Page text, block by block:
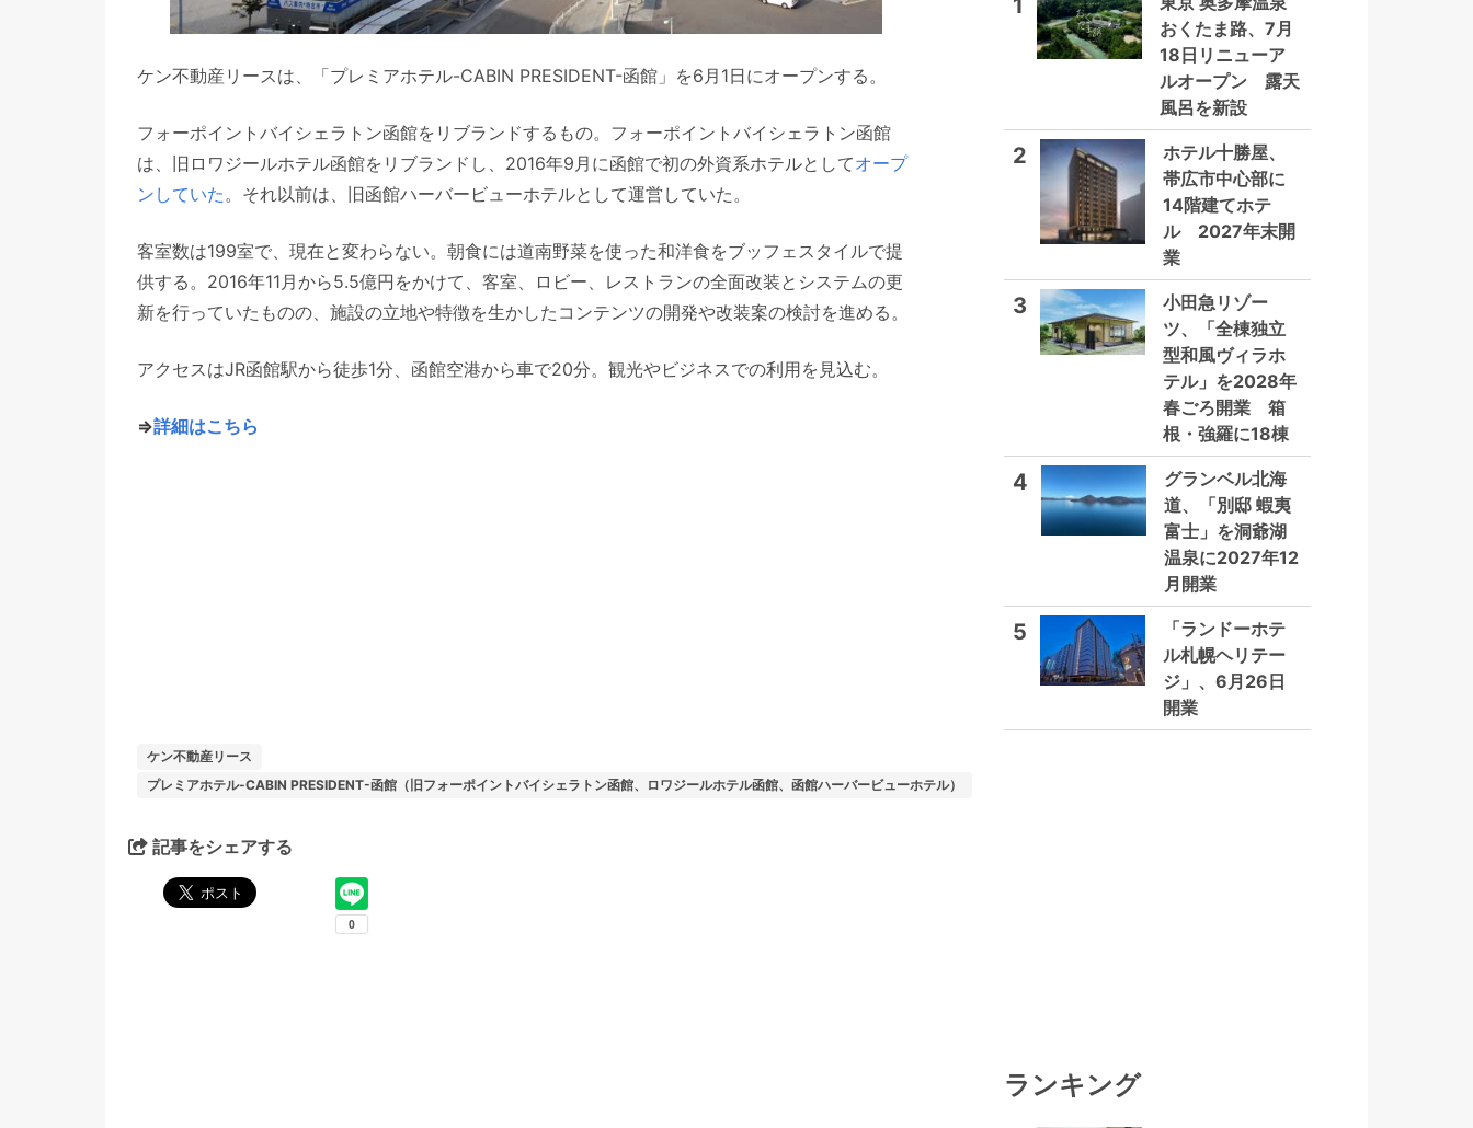
ケン不動産リースは、「プレミアホテル-CABIN PRESIDENT-函館」を6月1日にオープンする。
フォーポイントバイシェラトン函館をリブランドするもの。フォーポイントバイシェラトン函館
は、旧ロワジールホテル函館をリブランドし、2016年9月に函館で初の外資系ホテルとしてオープ
ンしていた。それ以前は、旧函館ハーバービューホテルとして運営していた。
客室数は199室で、現在と変わらない。朝食には道南野菜を使った和洋食をブッフェスタイルで提
供する。2016年11月から5.5億円をかけて、客室、ロビー、レストランの全面改装とシステムの更
新を行っていたものの、施設の立地や特徴を生かしたコンテンツの開発や改装案の検討を進める。
アクセスはJR函館駅から徒歩1分、函館空港から車で20分。観光やビジネスでの利用を見込む。
⇒詳細はこちら
ケン不動産リース
プレミアホテル-CABIN PRESIDENT-函館（旧フォーポイントバイシェラトン函館、ロワジールホテル函館、函館ハーバービューホテル）
記事をシェアする
1
おくたま路、7月
18日リニューア
ルオープン 露天
風呂を新設
2
ホテル十勝屋、
帯広市中心部に
14階建てホテ
ル 2027年末開
業
3
小田急リゾー
ツ、「全棟独立
型和風ヴィラホ
テル」を2028年
春ごろ開業 箱
根・強羅に18棟
4
グランベル北海
道、「別邸 蝦夷
富士」を洞爺湖
温泉に2027年12
月開業
5
「ランドーホテ
ル札幌ヘリテー
ジ」、6月26日
開業
ランキング